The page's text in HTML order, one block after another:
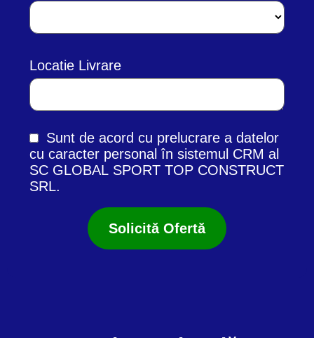
Locatie Livrare
Sunt de acord cu prelucrare a datelor
cu caracter personal în sistemul CRM al
SC GLOBAL SPORT TOP CONSTRUCT
SRL.